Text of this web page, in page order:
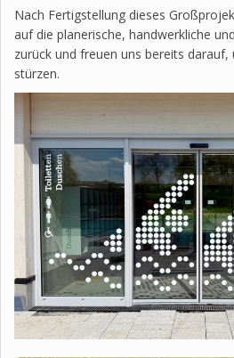
Nach Fertigstellung dieses
auf die planerische, handwerkliche
zurück und freuen uns bereits darauf,
stürzen.